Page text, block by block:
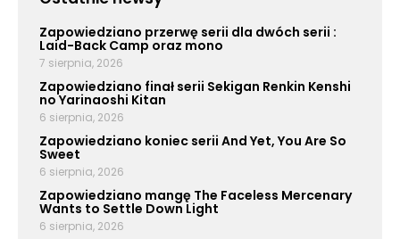
Zapowiedziano przerwę serii dla dwóch serii :
Laid-Back Camp oraz mono
7 sierpnia, 2026
Zapowiedziano finał serii Sekigan Renkin Kenshi
no Yarinaoshi Kitan
6 sierpnia, 2026
Zapowiedziano koniec serii And Yet, You Are So
Sweet
6 sierpnia, 2026
Zapowiedziano mangę The Faceless Mercenary
Wants to Settle Down Light
6 sierpnia, 2026